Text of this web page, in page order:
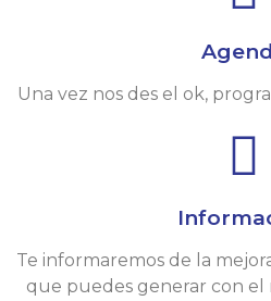
Te informaremos de la
que puedes generar con el
Una vez nos des el ok,